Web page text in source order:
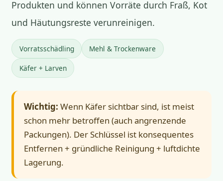
Produkten und können Vorräte durch Fraß, Kot
und Häutungsreste verunreinigen.
Vorratsschädling Mehl & Trockenware
Käfer + Larven
Wichtig: Wenn Käfer sichtbar sind, ist meist
schon mehr betroffen (auch angrenzende
Packungen). Der Schlüssel ist konsequentes
Entfernen + gründliche Reinigung + luftdichte
Lagerung.